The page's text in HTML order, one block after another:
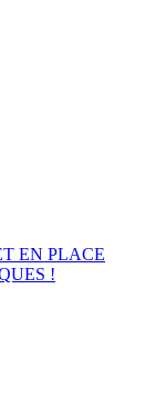
EN PLACE
!